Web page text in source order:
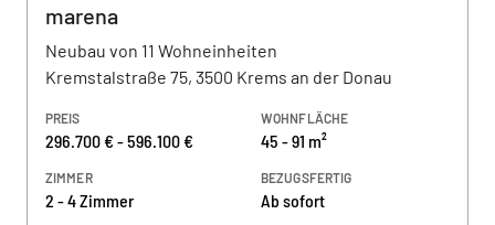
marena
Neubau von 11 Wohneinheiten
Kremstalstraße 75, 3500 Krems an der Donau
PREIS
296.700 € - 596.100 €
WOHNFLÄCHE
45 - 91 m²
ZIMMER
2 - 4 Zimmer
BEZUGSFERTIG
Ab sofort